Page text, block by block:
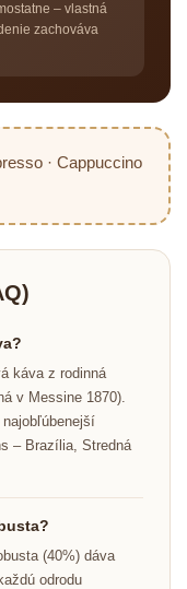
– vlastná
zachováva
· Cappuccino
káva z rodinná
v Messine 1870).
– Brazília, Stredná
(40%) dáva
odrodu